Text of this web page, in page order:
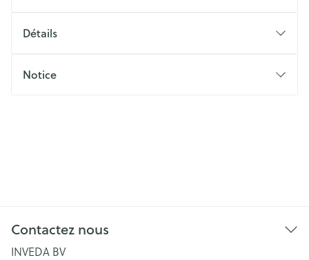
Détails
Notice
Contactez nous
INVEDA BV